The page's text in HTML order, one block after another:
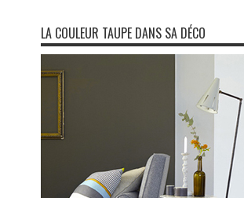
LA COULEUR TAUPE DANS SA DÉCO